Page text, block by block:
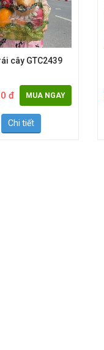
cây GTC2439
đ MUA NGAY
Chi tiết